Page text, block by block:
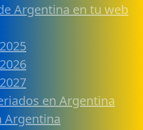
Argentina en tu web
en Argentina
Argentina